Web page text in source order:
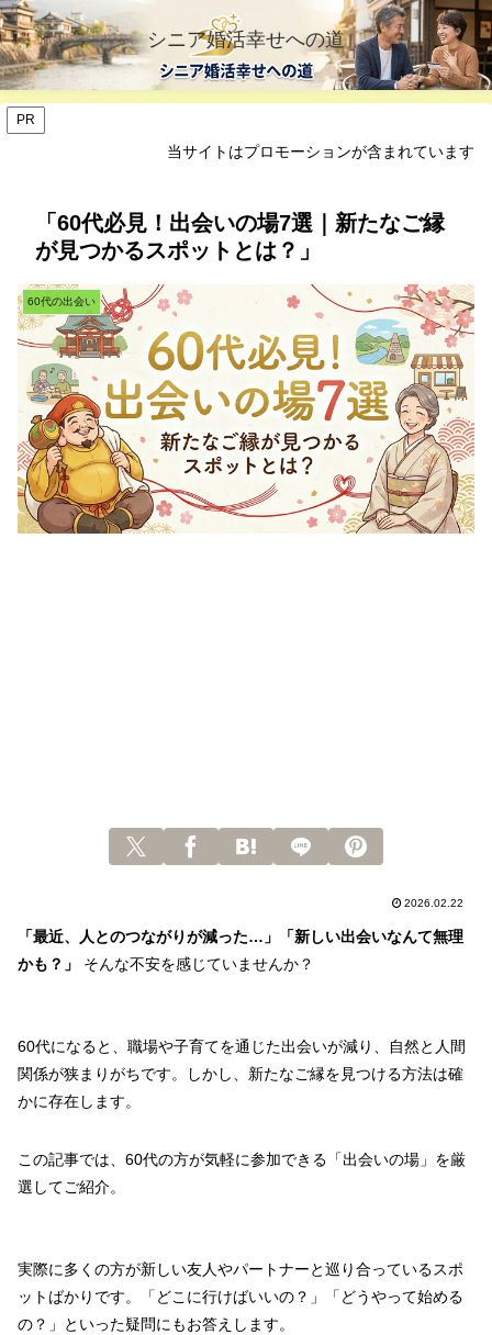
シニア婚活幸せへの道
PR
当サイトはプロモーションが含まれています
「60代必見！出会いの場7選｜新たなご縁
が見つかるスポットとは？」
60代の出会い
2026.02.22
「最近、人とのつながりが減った…」「新しい出会いなんて無理
かも？」
そんな不安を感じていませんか？
60代になると、職場や子育てを通じた出会いが減り、自然と人間
関係が狭まりがちです。しかし、新たなご縁を見つける方法は確
かに存在します。
この記事では、60代の方が気軽に参加できる「出会いの場」を厳
選してご紹介。
実際に多くの方が新しい友人やパートナーと巡り合っているスポ
ットばかりです。「どこに行けばいいの？」「どうやって始める
の？」といった疑問にもお答えします。